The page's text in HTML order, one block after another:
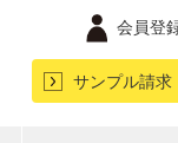
会員登
サンプル請求